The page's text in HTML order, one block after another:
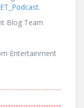
.
Blog Team
Entertainment